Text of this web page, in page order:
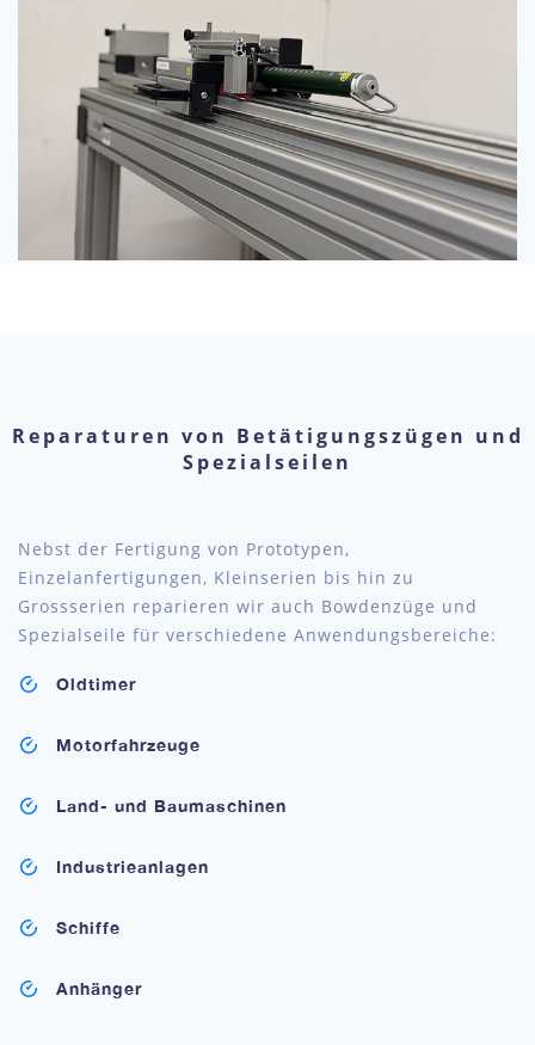
Reparaturen von Betätigungszügen und
Spezialseilen
Nebst der Fertigung von Prototypen,
Einzelanfertigungen, Kleinserien bis hin zu
Grossserien reparieren wir auch Bowdenzüge und
Spezialseile für verschiedene Anwendungsbereiche:
Oldtimer
Motorfahrzeuge
Land- und Baumaschinen
Industrieanlagen
Schiffe
Anhänger